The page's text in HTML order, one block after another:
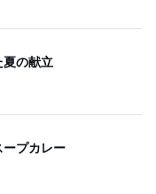
夏の献立
ープカレー